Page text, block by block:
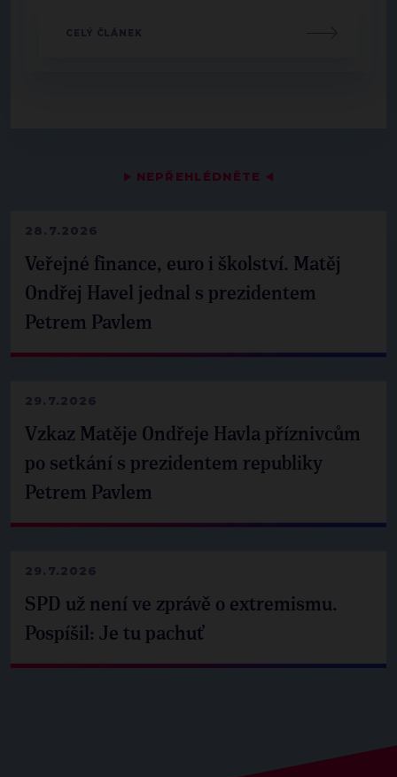
▶ NEPŘEHLÉDNĚTE ◀
28.7.2026
Veřejné finance, euro i školství. Matěj
Ondřej Havel jednal s prezidentem
Petrem Pavlem
29.7.2026
Vzkaz Matěje Ondřeje Havla příznivcům
po setkání s prezidentem republiky
Petrem Pavlem
29.7.2026
SPD už není ve zprávě o extremismu.
Pospíšil: Je tu pachuť
CELÝ ČLÁNEK